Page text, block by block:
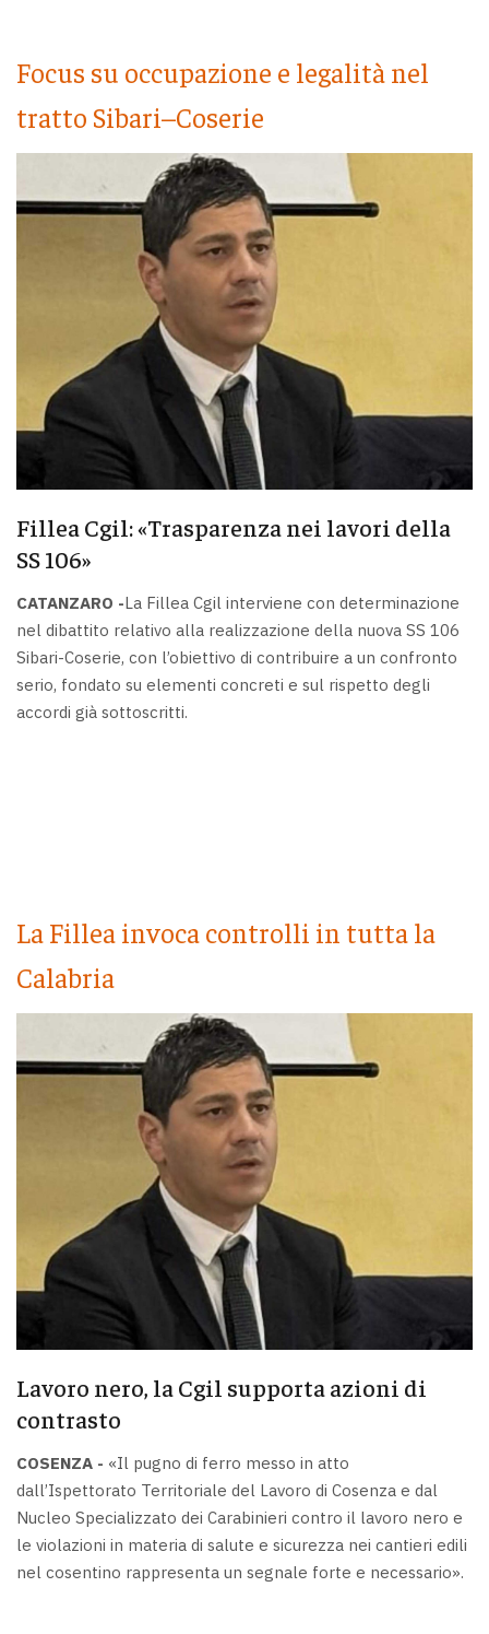
Focus su occupazione e legalità nel
tratto Sibari–Coserie
Fillea Cgil: «Trasparenza nei lavori della
SS 106»
CATANZARO -La Fillea Cgil interviene con determinazione
nel dibattito relativo alla realizzazione della nuova SS 106
Sibari-Coserie, con l’obiettivo di contribuire a un confronto
serio, fondato su elementi concreti e sul rispetto degli
accordi già sottoscritti.
La Fillea invoca controlli in tutta la
Calabria
Lavoro nero, la Cgil supporta azioni di
contrasto
COSENZA - «Il pugno di ferro messo in atto
dall’Ispettorato Territoriale del Lavoro di Cosenza e dal
Nucleo Specializzato dei Carabinieri contro il lavoro nero e
le violazioni in materia di salute e sicurezza nei cantieri edili
nel cosentino rappresenta un segnale forte e necessario».